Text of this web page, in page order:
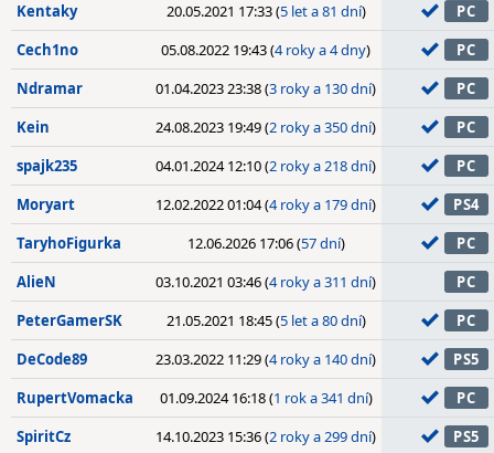
Kentaky
20.05.2021 17:33 (5 let a 81 dní)
PC
Cech1no
05.08.2022 19:43 (4 roky a 4 dny)
PC
Ndramar
01.04.2023 23:38 (3 roky a 130 dní)
PC
Kein
24.08.2023 19:49 (2 roky a 350 dní)
PC
spajk235
04.01.2024 12:10 (2 roky a 218 dní)
PC
Moryart
12.02.2022 01:04 (4 roky a 179 dní)
PS4
TaryhoFigurka
12.06.2026 17:06 (57 dní)
PC
AlieN
03.10.2021 03:46 (4 roky a 311 dní)
PC
PeterGamerSK
21.05.2021 18:45 (5 let a 80 dní)
PC
DeCode89
23.03.2022 11:29 (4 roky a 140 dní)
PS5
RupertVomacka
01.09.2024 16:18 (1 rok a 341 dní)
PC
SpiritCz
14.10.2023 15:36 (2 roky a 299 dní)
PS5